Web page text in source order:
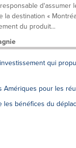
destination «
du produit...
qui
pour les
bénéfices du